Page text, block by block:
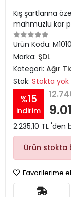
Kış şartlarına
mahmuzlu kar
Ürün Kodu:
Marka: ŞDL
Kategori: Ağır
Stok: Stokta yok
%15
indirim
2.235,10 TL
Ürün stokta
Favorilerime